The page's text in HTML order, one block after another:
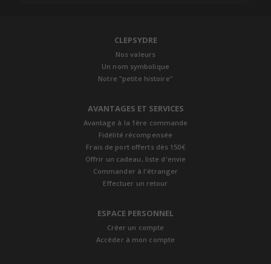
CLEPSYDRE
Nos valeurs
Un nom symbolique
Notre "petite histoire"
AVANTAGES ET SERVICES
Avantage à la 1ère commande
Fidélité récompensée
Frais de port offerts dès 150€
Offrir un cadeau, liste d'envie
Commander à l'étranger
Effectuer un retour
ESPACE PERSONNEL
Créer un compte
Accéder à mon compte